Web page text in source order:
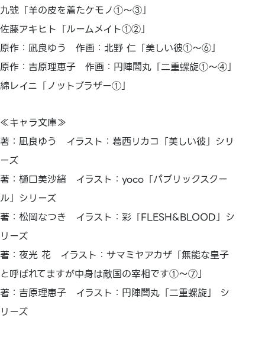
九號「羊の皮を着たケモノ①～③」
佐藤アキヒト「ルームメイト①②」
原作：凪良ゆう 作画：北野 仁「美しい彼①～⑥」
原作：吉原理恵子 作画：円陣闇丸「二重螺旋①～④」
綿レイニ「ノットブラザー①」
≪キャラ文庫≫
著：凪良ゆう イラスト：葛西リカコ「美しい彼」シリ
ーズ
著：樋口美沙緒 イラスト：yoco「パブリックスクー
ル」シリーズ
著：松岡なつき イラスト：彩「FLESH&BLOOD」シ
リーズ
著：夜光 花 イラスト：サマミヤアカザ「無能な皇子
と呼ばれてますが中身は敵国の宰相です①～⑦」
著：吉原理恵子 イラスト：円陣闇丸「二重螺旋」 シ
リーズ